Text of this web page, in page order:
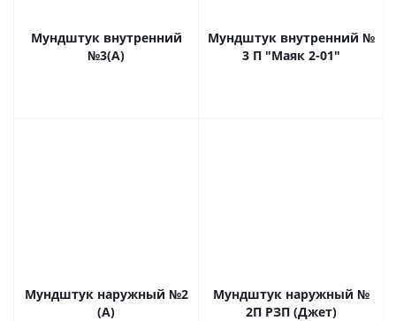
Мундштук внутренний
№3(А)
Мундштук внутренний №
3 П "Маяк 2-01"
Мундштук наружный №2
(А)
Мундштук наружный №
2П РЗП (Джет)